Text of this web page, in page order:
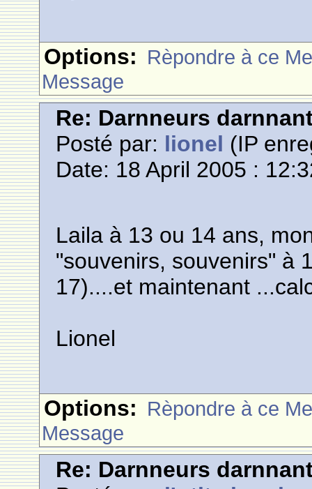
Options: Rèpondre à ce
Message
Re: Darnneurs
Posté par: lionel (IP
Date: 18 April 2005 :
Laila à 13 ou 14 ans,
"souvenirs, souvenirs" à
17)....et maintenant
Lionel
Options: Rèpondre à ce
Message
Re: Darnneurs